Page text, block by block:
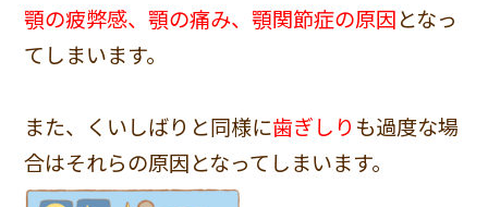
顎の疲弊感、顎の痛み、顎関節症の原因となっ
てしまいます。
また、くいしばりと同様に歯ぎしり も過度な場
合はそれらの原因となってしまいます。